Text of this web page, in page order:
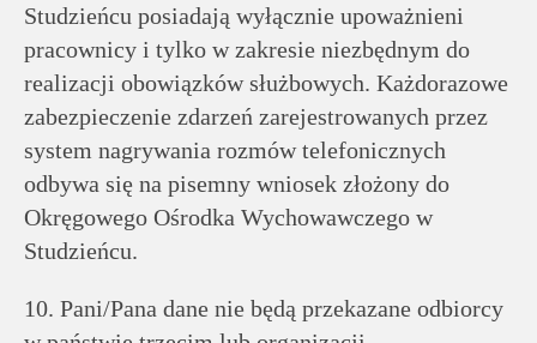
Studzieńcu posiadają wyłącznie upoważnieni
pracownicy i tylko w zakresie niezbędnym do
realizacji obowiązków służbowych. Każdorazowe
zabezpieczenie zdarzeń zarejestrowanych przez
system nagrywania rozmów telefonicznych
odbywa się na pisemny wniosek złożony do
Okręgowego Ośrodka Wychowawczego w
Studzieńcu.
10. Pani/Pana dane nie będą przekazane odbiorcy